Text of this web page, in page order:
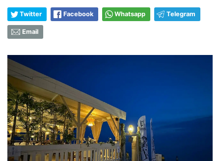
Twitter Facebook Whatsapp Telegram
Email